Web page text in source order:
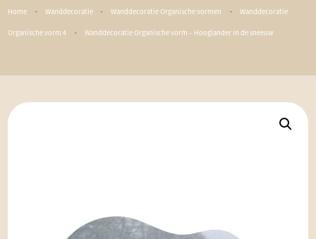
Home · Wanddecoratie · Wanddecoratie Organische vormen · Wanddecoratie
Organische vorm 4 · Wanddecoratie Organische vorm – Hooglander in de sneeuw